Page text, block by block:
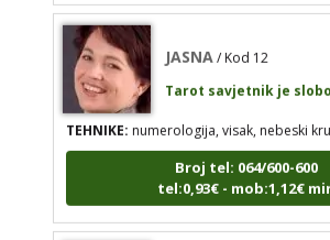
JASNA/ Kod 12
Tarot savjetnik je
TEHNIKE:numerologija, visak,
Tarot savjetnik je
TEHNIKE: numerologija, visak, nebeski
Broj tel: 064/600-600
tel:0,93€ - mob:1,12€